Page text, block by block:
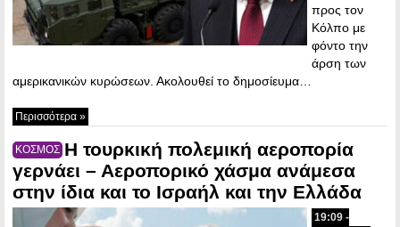
προς τον
Κόλπο με
φόντο την
άρση των
αμερικανικών κυρώσεων. Ακολουθεί το δημοσίευμα…
Περισσότερα »
ΚΟΣΜΟΣ Η τουρκική πολεμική αεροπορία
γερνάει – Αεροπορικό χάσμα ανάμεσα
στην ίδια και το Ισραήλ και την Ελλάδα
19:09 -